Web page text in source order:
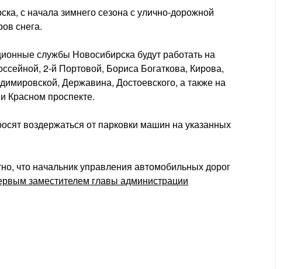
с начала зимнего сезона с улично-дорожной
снега.
службы Новосибирска будут работать на
2-й Портовой, Бориса Богаткова, Кирова,
Державина, Достоевского, а также на
Красном проспекте.
воздержаться от парковки машин на указанных
что начальник управления автомобильных дорог
заместителем главы администрации